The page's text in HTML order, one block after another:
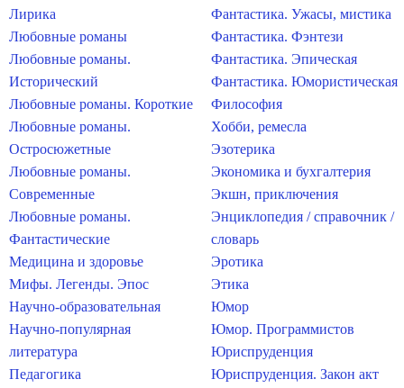
Лирика
Любовные романы
Любовные романы.
Исторический
Любовные романы. Короткие
Любовные романы.
Остросюжетные
Любовные романы.
Современные
Любовные романы.
Фантастические
Медицина и здоровье
Мифы. Легенды. Эпос
Научно-образовательная
Научно-популярная
литература
Педагогика
Фантастика. Ужасы, мистика
Фантастика. Фэнтези
Фантастика. Эпическая
Фантастика. Юмористическая
Философия
Хобби, ремесла
Эзотерика
Экономика и бухгалтерия
Экшн, приключения
Энциклопедия / справочник /
словарь
Эротика
Этика
Юмор
Юмор. Программистов
Юриспруденция
Юриспруденция. Закон акт